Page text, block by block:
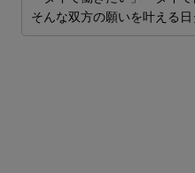
そんな双方の願いを叶える